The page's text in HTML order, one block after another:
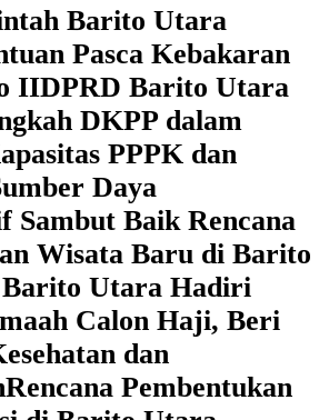
Barito Utara
Pasca Kebakaran
IIDPRD Barito Utara
DKPP dalam
PPPK dan
Daya
Sambut Baik Rencana
Wisata Baru di Barito
Utara Hadiri
Calon Haji, Beri
dan
Rencana Pembentukan